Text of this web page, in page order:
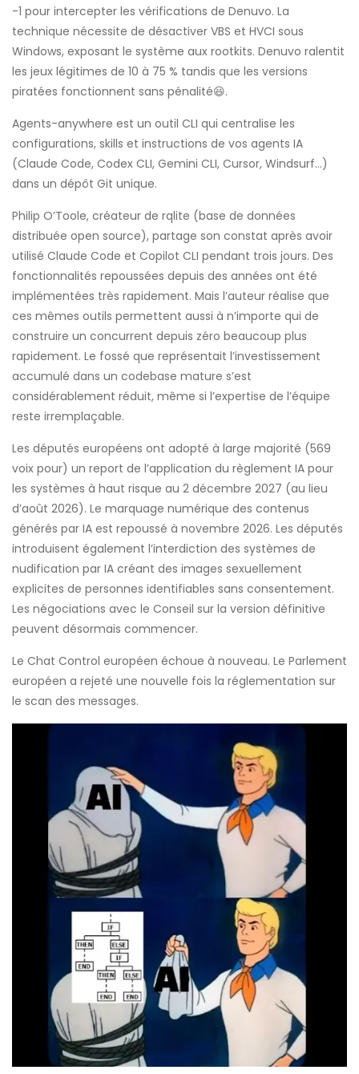
-1 pour intercepter les vérifications de Denuvo. La
technique nécessite de désactiver VBS et HVCI sous
Windows, exposant le système aux rootkits. Denuvo ralentit
les jeux légitimes de 10 à 75 % tandis que les versions
piratées fonctionnent sans pénalité😆.
Agents-anywhere est un outil CLI qui centralise les
configurations, skills et instructions de vos agents IA
(Claude Code, Codex CLI, Gemini CLI, Cursor, Windsurf…)
dans un dépôt Git unique.
Philip O’Toole, créateur de rqlite (base de données
distribuée open source), partage son constat après avoir
utilisé Claude Code et Copilot CLI pendant trois jours. Des
fonctionnalités repoussées depuis des années ont été
implémentées très rapidement. Mais l’auteur réalise que
ces mêmes outils permettent aussi à n’importe qui de
construire un concurrent depuis zéro beaucoup plus
rapidement. Le fossé que représentait l’investissement
accumulé dans un codebase mature s’est
considérablement réduit, même si l’expertise de l’équipe
reste irremplaçable.
Les députés européens ont adopté à large majorité (569
voix pour) un report de l’application du règlement IA pour
les systèmes à haut risque au 2 décembre 2027 (au lieu
d’août 2026). Le marquage numérique des contenus
générés par IA est repoussé à novembre 2026. Les députés
introduisent également l’interdiction des systèmes de
nudification par IA créant des images sexuellement
explicites de personnes identifiables sans consentement.
Les négociations avec le Conseil sur la version définitive
peuvent désormais commencer.
Le Chat Control européen échoue à nouveau. Le Parlement
européen a rejeté une nouvelle fois la réglementation sur
le scan des messages.